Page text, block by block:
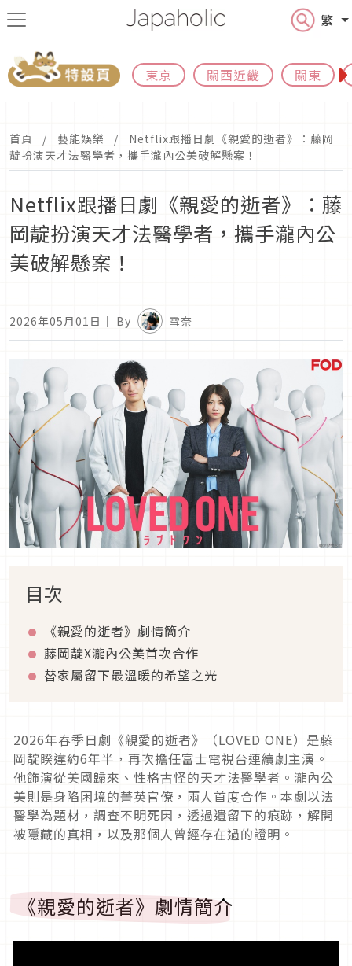
繁
東京 關西近畿 關東
首頁 藝能娛樂
Netflix跟播日劇《親愛的逝者》：藤岡
靛扮演天才法醫學者，攜手瀧內公美破解懸案！
Netflix跟播日劇《親愛的逝者》：藤
岡靛扮演天才法醫學者，攜手瀧內公
美破解懸案！
2026年05月01日 ｜ By 雪奈
目次
《親愛的逝者》劇情簡介
藤岡靛X瀧內公美首次合作
替家屬留下最溫暖的希望之光
2026年春季日劇《親愛的逝者》（LOVED ONE）是藤
岡靛睽違約6年半，再次擔任富士電視台連續劇主演。
他飾演從美國歸來、性格古怪的天才法醫學者。瀧內公
美則是身陷困境的菁英官僚，兩人首度合作。本劇以法
醫學為題材，調查不明死因，透過遺留下的痕跡，解開
被隱藏的真相，以及那個人曾經存在過的證明。
《親愛的逝者》劇情簡介